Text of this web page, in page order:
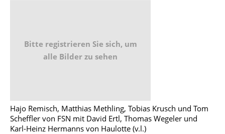
Bitte registrieren Sie sich, um
alle Bilder zu sehen
Hajo Remisch, Matthias Methling, Tobias Krusch und Tom
Scheffler von FSN mit David Ertl, Thomas Wegeler und
Karl-Heinz Hermanns von Haulotte (v.l.)